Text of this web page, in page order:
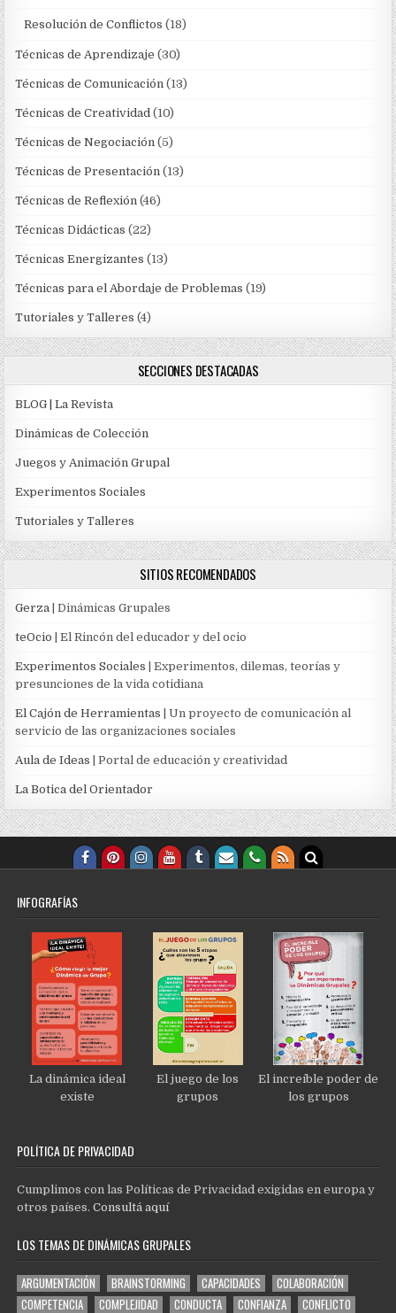
Resolución de Conflictos (18)
Técnicas de Aprendizaje (30)
Técnicas de Comunicación (13)
Técnicas de Creatividad (10)
Técnicas de Negociación (5)
Técnicas de Presentación (13)
Técnicas de Reflexión (46)
Técnicas Didácticas (22)
Técnicas Energizantes (13)
Técnicas para el Abordaje de Problemas (19)
Tutoriales y Talleres (4)
SECCIONES DESTACADAS
BLOG | La Revista
Dinámicas de Colección
Juegos y Animación Grupal
Experimentos Sociales
Tutoriales y Talleres
SITIOS RECOMENDADOS
Gerza | Dinámicas Grupales
teOcio | El Rincón del educador y del ocio
Experimentos Sociales | Experimentos, dilemas, teorías y
presunciones de la vida cotidiana
El Cajón de Herramientas | Un proyecto de comunicación al
servicio de las organizaciones sociales
Aula de Ideas | Portal de educación y creatividad
La Botica del Orientador
INFOGRAFÍAS
La dinámica ideal
existe
El juego de los
grupos
El increíble poder de
los grupos
POLÍTICA DE PRIVACIDAD
Cumplimos con las Políticas de Privacidad exigidas en europa y
otros países.Consultá aquí
LOS TEMAS DE DINÁMICAS GRUPALES
ARGUMENTACIÓN BRAINSTORMING CAPACIDADES
COLABORACIÓN
COMPETENCIA
COMPLEJIDAD CONDUCTA CONFIANZA CONFLICTO